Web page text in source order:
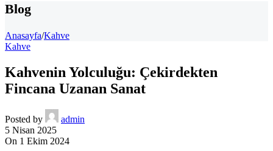
Blog
Anasayfa/Kahve
Kahve
Kahvenin Yolculuğu: Çekirdekten
Fincana Uzanan Sanat
Posted by
admin
5 Nisan 2025
On 1 Ekim 2024